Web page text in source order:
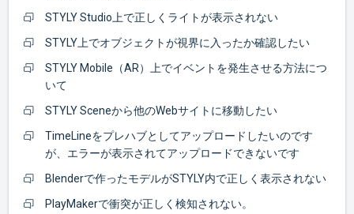
STYLY Studio上で正しくライトが表示されない
STYLY上でオブジェクトが視界に入ったか確認したい
STYLY Mobile（AR）上でイベントを発生させる方法につ
いて
STYLY Sceneから他のWebサイトに移動したい
TimeLineをプレハブとしてアップロードしたいのです
が、エラーが表示されてアップロードできないです
Blenderで作ったモデルがSTYLY内で正しく表示されない
PlayMakerで衝突が正しく検知されない。